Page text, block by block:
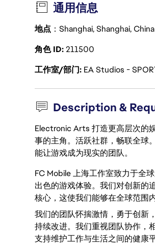
通用信息
地点 ：Shanghai, Shanghai, China
角色 ID211500
工作室/部门 EA Studios -
Description &
Electronic Arts 打造更高层次的
事的主角。活跃社群，畅联全球
能让游戏成为现实的团队。
FC Mobile 上海工作室致力于全
出色的游戏体验。我们对创新的
核心，这使我们能够在全球范围
我们的团队怀揣激情，勇于创新
持续改进。我们重视团队协作，
支持维护工作与生活之间的健康平